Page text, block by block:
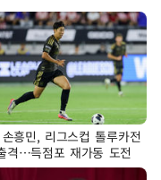
흥민, 리그스컵 톨루카전
격…득점포 재가동 도전